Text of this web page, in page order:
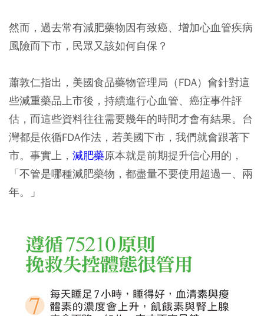
然而，過去常有減肥藥物因有致癌、增加心血管疾病
風險而下市，民眾又該如何自保？
蕭敦仁指出，美國食品藥物管理局（FDA）會針對這
些減重藥品上市後，持續進行心血管、癌症事件評
估，而這些資料往往需要幾年的時間才會有結果。台
灣都是依循FDA作法，若美國下市，我們就會跟著下
市。事實上， 減肥藥原本就是前期提升信心用的，
「不管是哪種減肥藥物，都盡量不要使用超過一、兩
年。」